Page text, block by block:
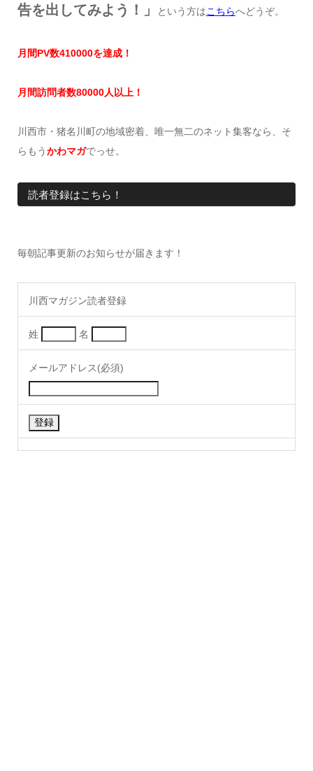
告を出してみよう！」 という方はこちらへどうぞ。
月間PV数410000を達成！
月間訪問者数80000人以上！
川西市・猪名川町の地域密着、唯一無二のネット集客なら、そ
らもうかわマガでっせ。
読者登録はこちら！
毎朝記事更新のお知らせが届きます！
川西マガジン読者登録
姓 名
メールアドレス(必須)